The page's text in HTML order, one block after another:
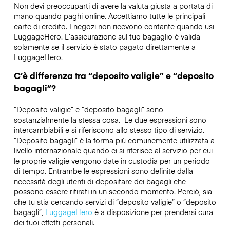
Non devi preoccuparti di avere la valuta giusta a portata di
mano quando paghi online. Accettiamo tutte le principali
carte di credito. I negozi non ricevono contante quando usi
LuggageHero. L’assicurazione sul tuo bagaglio è valida
solamente se il servizio è stato pagato direttamente a
LuggageHero.
C’è differenza tra “deposito valigie” e “deposito
bagagli”?
“Deposito valigie” e “deposito bagagli” sono
sostanzialmente la stessa cosa. Le due espressioni sono
intercambiabili e si riferiscono allo stesso tipo di servizio.
“Deposito bagagli” è la forma più comunemente utilizzata a
livello internazionale quando ci si riferisce al servizio per cui
le proprie valigie vengono date in custodia per un periodo
di tempo. Entrambe le espressioni sono definite dalla
necessità degli utenti di depositare dei bagagli che
possono essere ritirati in un secondo momento. Perciò, sia
che tu stia cercando servizi di “deposito valigie” o “deposito
bagagli”,LuggageHero è a disposizione per prendersi cura
dei tuoi effetti personali.